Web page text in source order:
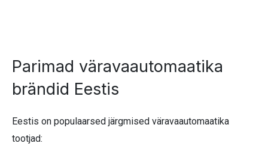
Parimad väravaautomaatika
brändid Eestis
Eestis on populaarsed järgmised väravaautomaatika
tootjad: